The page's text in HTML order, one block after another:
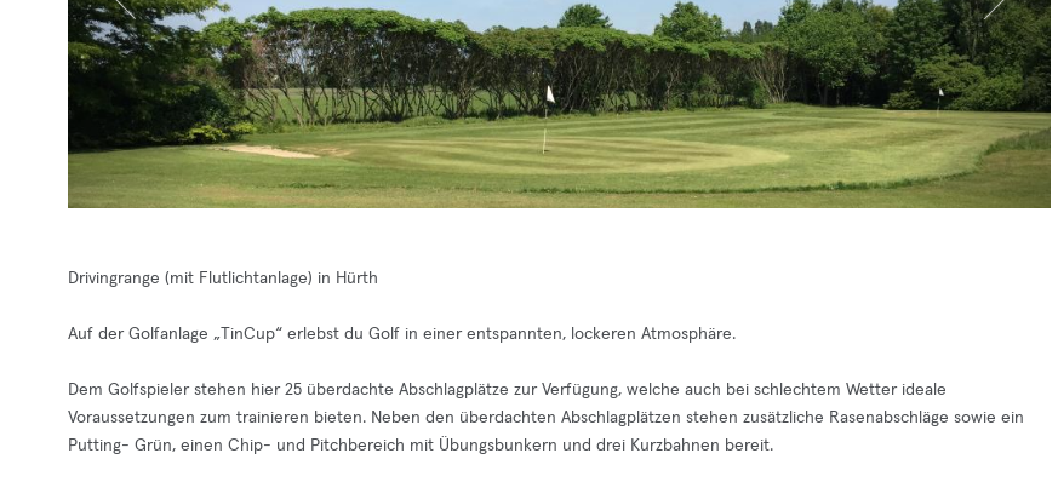
Drivingrange (mit Flutlichtanlage) in Hürth
Auf der Golfanlage „TinCup“ erlebst du Golf in einer entspannten, lockeren Atmosphäre.
Dem Golfspieler stehen hier 25 überdachte Abschlagplätze zur Verfügung, welche auch bei schlechtem Wetter ideale
Voraussetzungen zum trainieren bieten. Neben den überdachten Abschlagplätzen stehen zusätzliche Rasenabschläge sowie ein
Putting- Grün, einen Chip- und Pitchbereich mit Übungsbunkern und drei Kurzbahnen bereit.